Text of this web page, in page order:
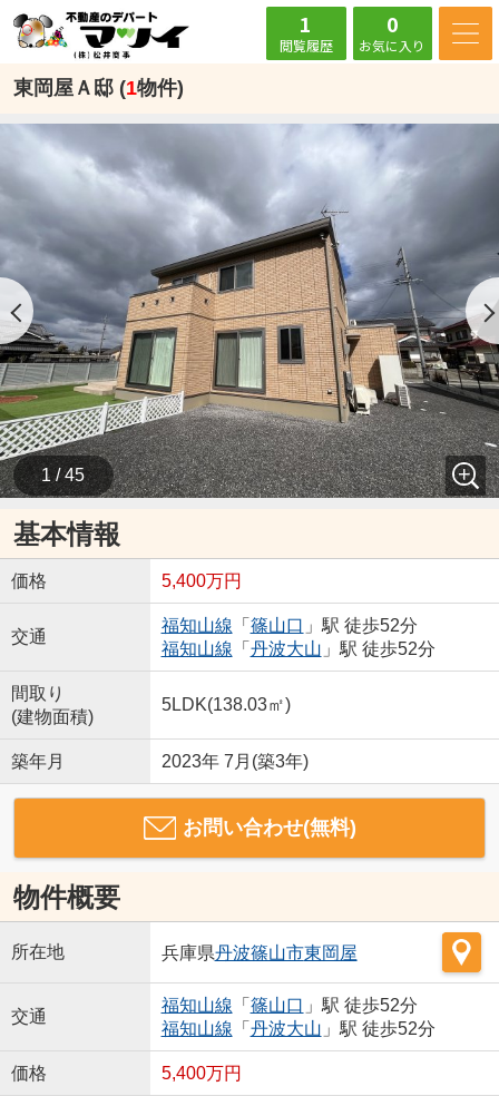
1
閲覧履歴
0
お気に入り
東岡屋Ａ邸 (1物件)
1 / 45
基本情報
価格 5,400万円
交通
福知山線 「 篠山口 」駅 徒歩52分
福知山線 「 丹波大山 」駅 徒歩52分
間取り
(建物面積)
5LDK(138.03㎡)
築年月 2023年 7月(築3年)
お問い合わせ(無料)
物件概要
所在地 兵庫県丹波篠山市東岡屋
交通
福知山線 「 篠山口 」駅 徒歩52分
福知山線 「 丹波大山 」駅 徒歩52分
価格 5,400万円